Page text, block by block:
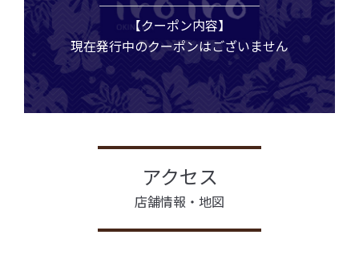
【クーポン内容】
現在発行中のクーポンはございません
アクセス
店舗情報・地図